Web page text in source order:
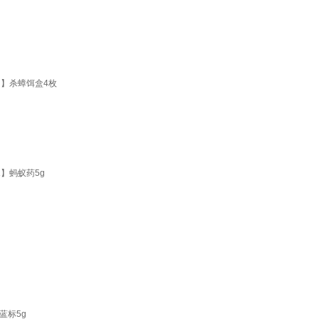
杀蟑饵盒4枚
蚂蚁药5g
标5g